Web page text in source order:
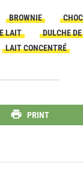
BROWNIE
LAIT
DULCHE
LAIT CONCENTRÉ
PRINT